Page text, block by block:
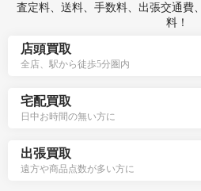
査定料、送料、手数料、出張交通費
料！
店頭買取
全店、駅から徒歩5分圏内
宅配買取
日中お時間の無い方に
出張買取
遠方や商品点数が多い方に